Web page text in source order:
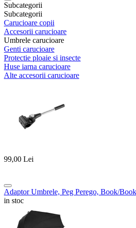
Subcategorii
Subcategorii
Carucioare copii
Accesorii carucioare
Umbrele carucioare
Genti carucioare
Protectie ploaie si insecte
Huse iarna carucioare
Alte accesorii carucioare
99,00 Lei
Adaptor Umbrele, Peg Perego, Book/
in stoc